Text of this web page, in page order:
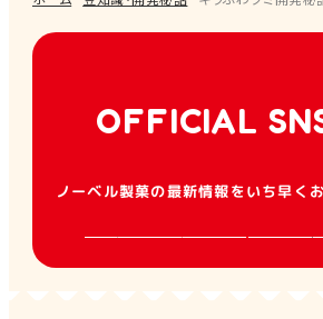
OFFICIAL
ノーベル製菓の最新情報をいち早く